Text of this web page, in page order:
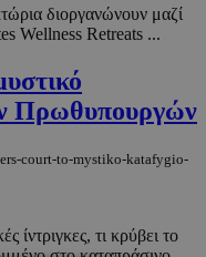
διοργανώνουν μαζί
Wellness Retreats ...
Πρωθυπουργών
court-to-mystiko-katafygio-
ίντριγκες, τι κρύβει το